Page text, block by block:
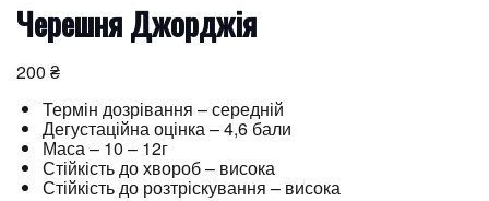
Черешня Джорджія
200 ₴
Термін дозрівання – середній
Дегустаційна оцінка – 4,6 бали
Маса – 10 – 12г
Стійкість до хвороб – висока
Стійкість до розтріскування – висока